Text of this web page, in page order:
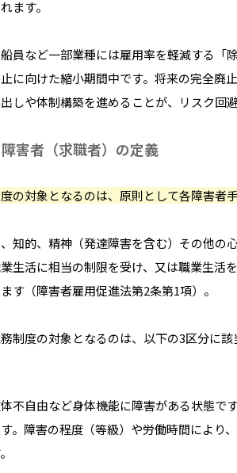
ます。
員など一部業種には雇用率を軽減する「
に向けた縮小期間中です。将来の完全廃
しや体制構築を進めることが、リスク回
害者（求職者）の定義
の対象となるのは、原則として各障害者
知的、精神（発達障害を含む）その他の
生活に相当の制限を受け、又は職業生活
す（障害者雇用促進法第2条第1項）。
制度の対象となるのは、以下の3区分に該
不自由など身体機能に障害がある状態で
。障害の程度（等級）や労働時間により